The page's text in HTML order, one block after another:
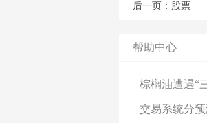
后一页： 股票
帮助中心
棕榈油遭遇“
交易系统分